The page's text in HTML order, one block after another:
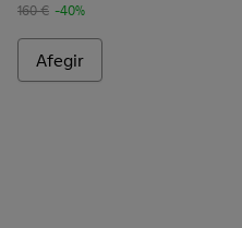
160 € -40%
Afegir